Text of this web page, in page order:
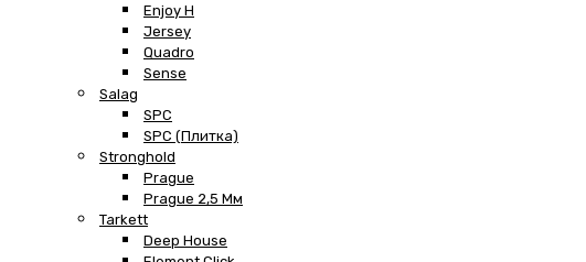
Enjoy H
Jersey
Quadro
Sense
Salag
SPC
SPC (плитка)
Stronghold
Prague
Prague 2,5 Мм
Tarkett
Deep House